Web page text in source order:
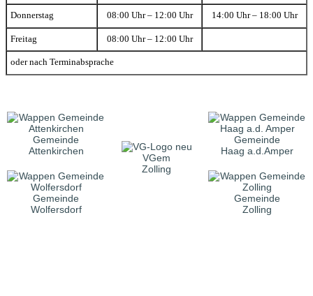
Donnerstag 08:00 Uhr – 12:00 Uhr 14:00 Uhr – 18:00 Uhr
Freitag 08:00 Uhr – 12:00 Uhr
oder nach Terminabsprache
Gemeinde
Attenkirchen
VGem
Zolling
Gemeinde
Haag a.d.Amper
Gemeinde
Wolfersdorf
Gemeinde
Zolling